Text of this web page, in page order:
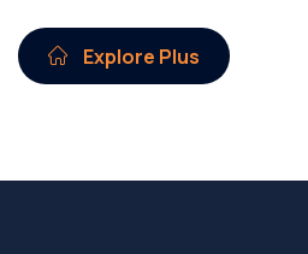
Explore Plus